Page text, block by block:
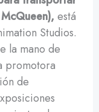
está
Studios.
la mano de
promotora
de